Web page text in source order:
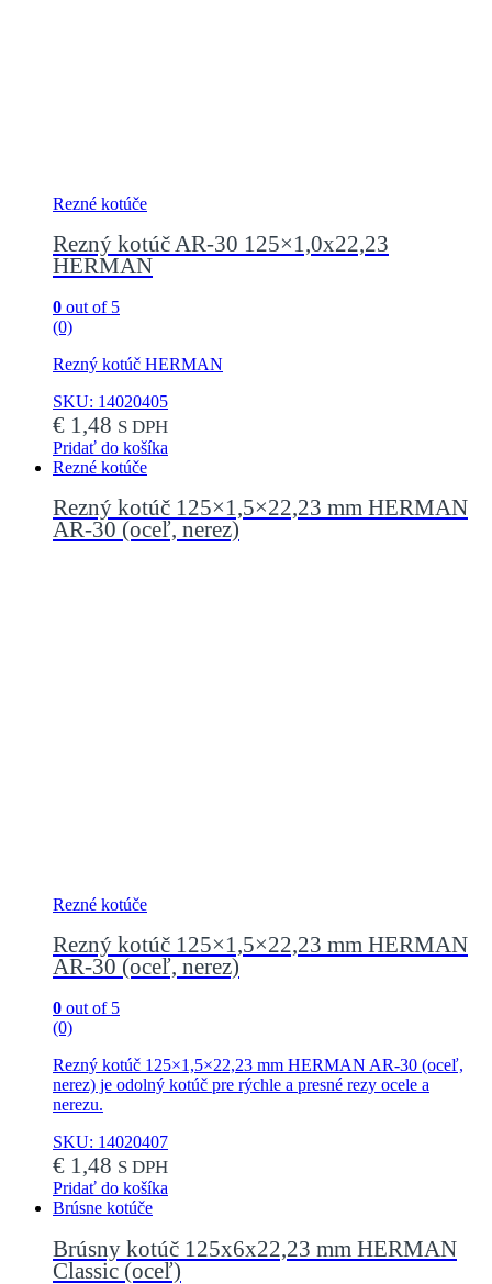
Rezné kotúče
Rezný kotúč AR-30 125×1,0x22,23
HERMAN
0 out of 5
(0)
Rezný kotúč HERMAN
SKU: 14020405
€ 1,48 S DPH
Pridať do košíka
Rezné kotúče
Rezný kotúč 125×1,5×22,23 mm HERMAN
AR-30 (oceľ, nerez)
Rezné kotúče
Rezný kotúč 125×1,5×22,23 mm HERMAN
AR-30 (oceľ, nerez)
0 out of 5
(0)
Rezný kotúč 125×1,5×22,23 mm HERMAN AR-30 (oceľ,
nerez) je odolný kotúč pre rýchle a presné rezy ocele a
nerezu.
SKU: 14020407
€ 1,48 S DPH
Pridať do košíka
Brúsne kotúče
Brúsny kotúč 125x6x22,23 mm HERMAN
Classic (oceľ)